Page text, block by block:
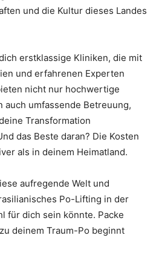
und die Kultur dieses Landes
erstklassige Kliniken, die mit
und erfahrenen Experten
nicht nur hochwertige
auch umfassende Betreuung,
Transformation
das Beste daran? Die Kosten
als in deinem Heimatland.
aufregende Welt und
Po-Lifting in der
für dich sein könnte. Packe
deinem Traum-Po beginnt